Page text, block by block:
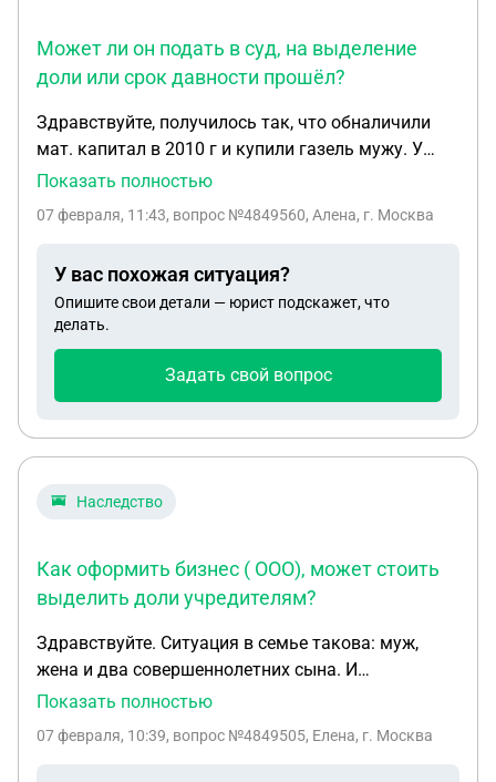
Может ли он подать в суд, на выделение
доли или срок давности прошёл?
Здравствуйте, получилось так, что обналичили
мат. капитал в 2010 г и купили газель мужу. У
меня есть долевая собственность в доме и я не
мужем разошлись сын ушёл жить с ним и машина
пустил на личные нужды. С сыном не общались
два года, сейчас он требует долю в доме. Может
ли он подать в суд, на выделение доли или срок
Показать полностью
07 февраля, 11:43, вопрос №4849560, Алена, г. Москва
У вас похожая ситуация?
Опишите свои детали — юрист подскажет, что
делать.
Задать свой вопрос
Наследство
Как оформить бизнес ( ООО), может стоить
выделить доли учредителям?
Здравствуйте. Ситуация в семье такова: муж,
жена и два совершеннолетних сына. И
несовершеннолетний сын мужа . Подскажите, как
мужа не мог претендовать на разные доли в
Показать полностью
07 февраля, 10:39, вопрос №4849505, Елена, г. Москва